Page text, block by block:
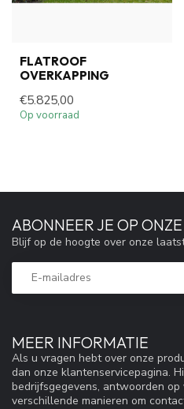
FLATROOF
OVERKAPPING
€5.825,00
Op voorraad
MEER INFORMATIE
Als u vragen hebt over onze
dan onze klantenservicepagina.
bedrijfsgegevens, antwoorden
verschillende manieren om
ABONNEER JE OP
Blijf op de hoogte over onze